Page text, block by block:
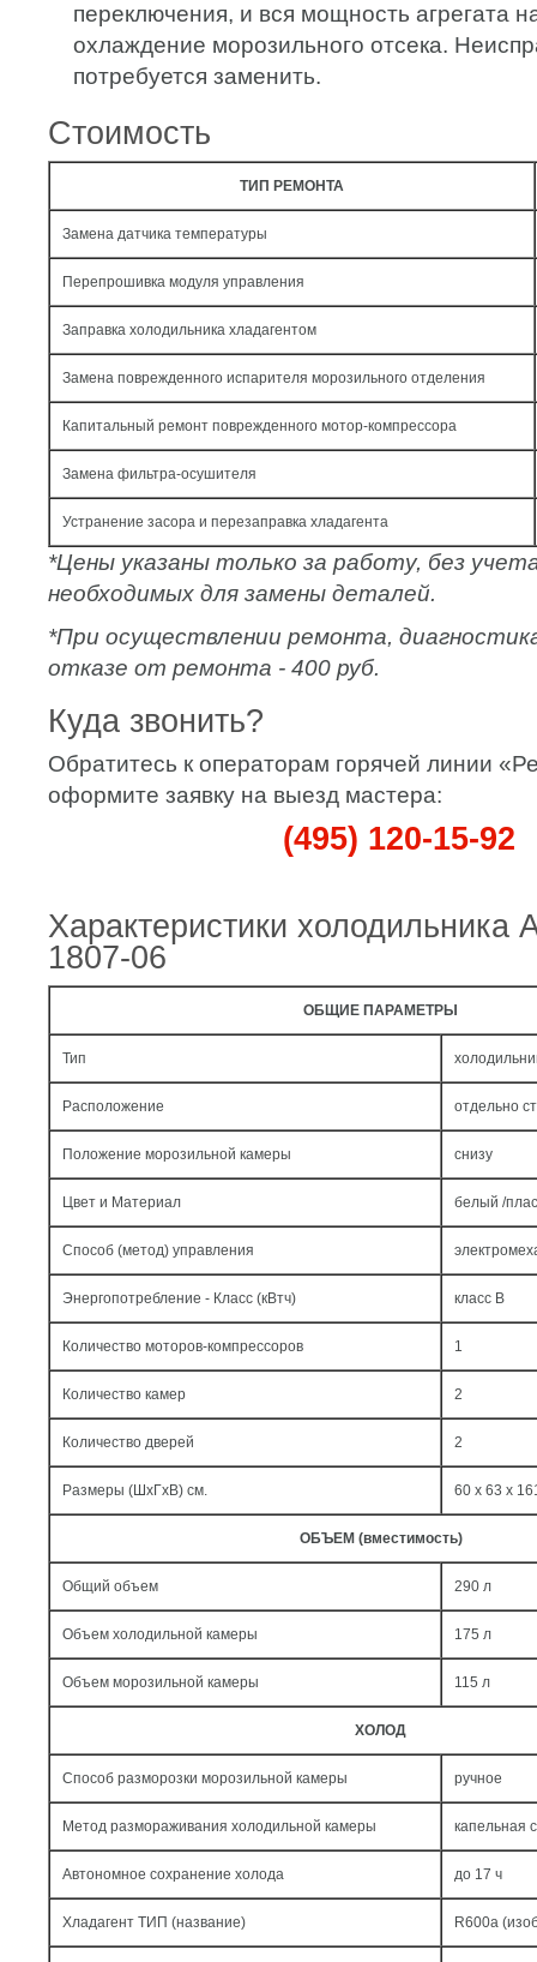
переключения, и вся мощность агрегата
охлаждение морозильного отсека.
потребуется заменить.
Стоимость
ТИП РЕМОНТА
Замена датчика температуры
Перепрошивка модуля управления
Заправка холодильника хладагентом
Замена поврежденного испарителя морозильного отделения
Капитальный ремонт поврежденного мотор-компрессора
Замена фильтра-осушителя
Устранение засора и перезаправка хладагента
*Цены указаны только за работу, без
необходимых для замены деталей.
*При осуществлении ремонта,
отказе от ремонта - 400 руб.
Куда звонить?
Обратитесь к операторам горячей линии
оформите заявку на выезд мастера:
(495) 120-15-92
Характеристики холодильника
1807-06
ОБЩИЕ ПАРАМЕТРЫ
Тип
Расположение отдельно
Положение морозильной камеры снизу
Цвет и Материал белый /
Способ (метод) управления
Энергопотребление - Класс (кВтч) класс B
Количество моторов-компрессоров 1
Количество камер 2
Количество дверей 2
Размеры (ШxГxВ) см. 60 x 63 x
ОБЪЕМ (вместимость)
Общий объем 290 л
Объем холодильной камеры 175 л
Объем морозильной камеры 115 л
ХОЛОД
Способ разморозки морозильной камеры ручное
Метод размораживания холодильной камеры капельная
Автономное сохранение холода до 17 ч
Хладагент ТИП (название) R600a